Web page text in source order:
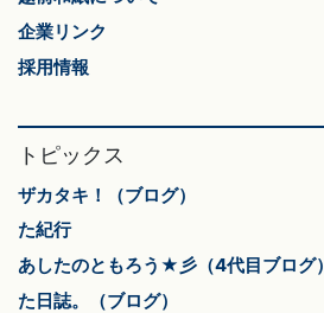
企業リンク
採用情報
トピックス
ザカタキ！（ブログ）
た紀行
あしたのともろう★彡（4代目ブログ）
た日誌。（ブログ）